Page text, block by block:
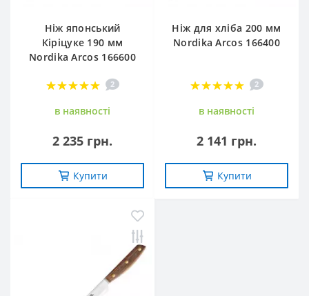
Ніж японський
Кіріцуке 190 мм
Nordika Arcos 166600
2
в наявностi
2 235 грн.
Купити
Ніж для хліба 200 мм
Nordika Arcos 166400
2
в наявностi
2 141 грн.
Купити